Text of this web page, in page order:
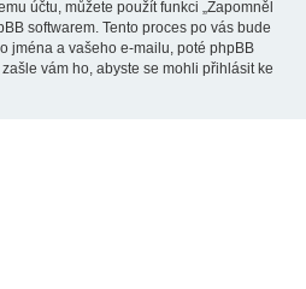
účtu, můžete použít funkci „Zapomněl
softwarem. Tento proces po vás bude
jména a vašeho e-mailu, poté phpBB
vám ho, abyste se mohli přihlásit ke